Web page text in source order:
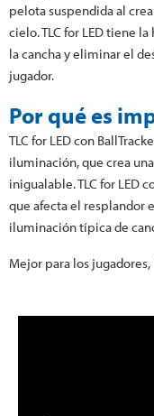
pelota suspendida al
cielo. TLC for LED tiene
la cancha y eliminar el
jugador.
Por qué es
TLC for LED con
iluminación, que crea
inigualable. TLC for LED
que afecta el resplandor
iluminación típica de
Mejor para los